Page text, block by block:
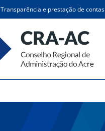
Transparência e prestação de contas